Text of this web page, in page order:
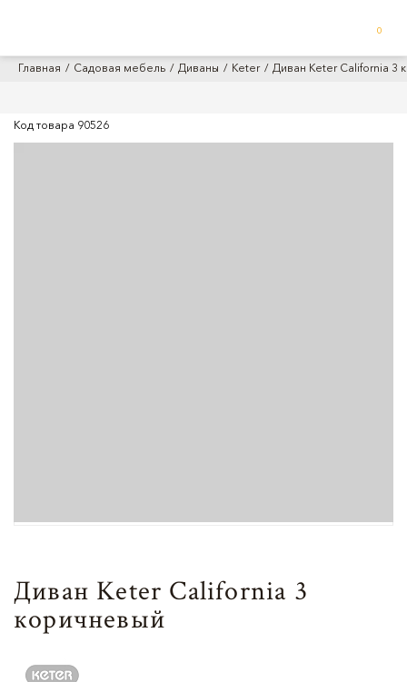
0
Главная Садовая мебель Диваны Keter Диван Keter California 3
Код товара 90526
Диван Keter California 3
коричневый